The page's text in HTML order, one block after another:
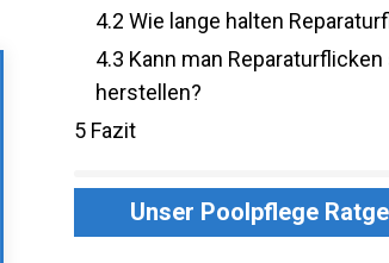
4.2 Wie lange halten
4.3 Kann man
herstellen?
5 Fazit
Unser Poolpflege